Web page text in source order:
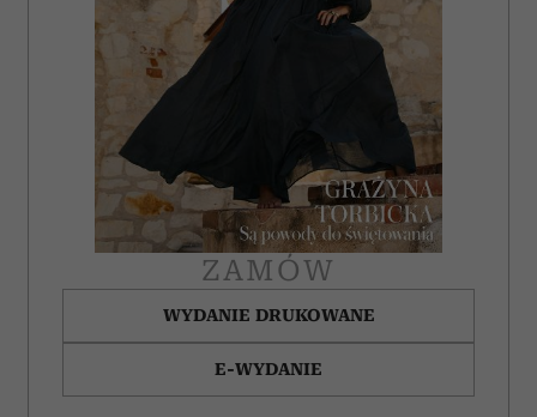
ZAMÓW
WYDANIE DRUKOWANE
E-WYDANIE